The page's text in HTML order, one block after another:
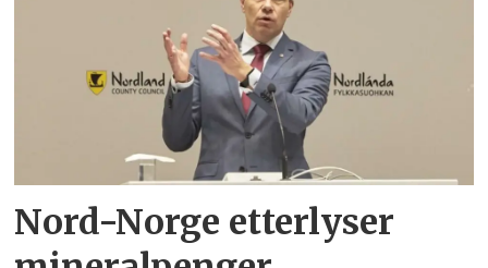
Nord-Norge etterlyser